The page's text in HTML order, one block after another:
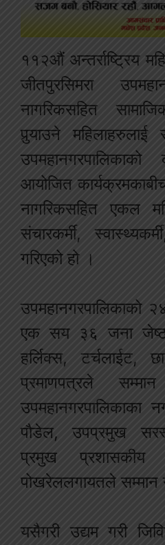
११२औं अन्तर्राष्ट्रिय
जीतपुरसिमरा
नागरिकसहित
पुर्‍याउने
उपमहानगरपालिकाको
आयोजित
नागरिकसहित एकल
संचारकर्मी,
गरिएको हो ।
उपमहानगरपालिकाको
एक सय ३६ जना जेष्ठ
हर्लिक्स, टर्चलाईट,
प्रमाणपत्रले
पौडेल, उपप्रमुख
प्रमुख प्रशासकीय
पोखरेललगायतले सम्मान
यसैगरी उद्यम गरी